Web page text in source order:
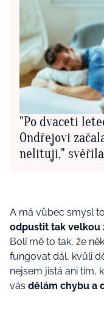
"Po dvaceti
Ondřejovi
nelituji,"
A má vůbec smysl
odpustit tak velkou
Bolí mě to tak, že
fungovat dál, kvůli
nejsem jistá ani tím,
vás dělám chybu a